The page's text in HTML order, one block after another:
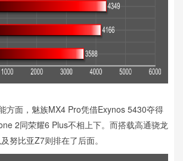
面，魅族MX4 Pro凭借Exynos 5430夺得
2同荣耀6 Plus不相上下。而搭载高通骁龙
努比亚Z7则排在了后面。